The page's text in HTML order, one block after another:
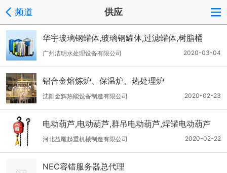
频道 供应
华宇玻璃钢罐体,玻璃钢罐体,过滤罐体,树脂桶
2020-03-04
广州洁明水处理设备有限公司
铝合金熔炼炉、保温炉、热处理炉
2020-02-23
沈阳金辉热能设备制造有限公司
电动葫芦,电动葫芦,群吊电动葫芦,焊罐电动葫芦
2020-02-22
河北益雕起重机械制造有限公司
NEC容错服务器总代理